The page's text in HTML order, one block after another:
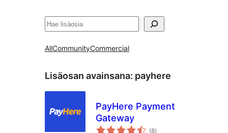
Etsi
AllCommunityCommercial
Lisäosan avainsana: payhere
PayHere Payment
Gateway
(8arvosanat
)